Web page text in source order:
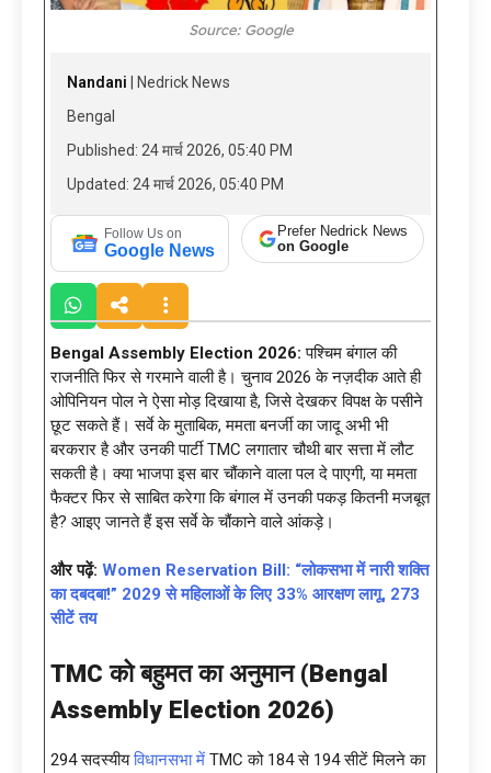
Source: Google
Nandani | Nedrick News
Bengal
Published: 24 मार्च 2026, 05:40 PM
Updated: 24 मार्च 2026, 05:40 PM
Follow Us on
Google News
Prefer Nedrick News
on Google
Bengal Assembly Election 2026: पश्चिम बंगाल की
राजनीति फिर से गरमाने वाली है। चुनाव 2026 के नज़दीक आते ही
ओपिनियन पोल ने ऐसा मोड़ दिखाया है, जिसे देखकर विपक्ष के पसीने
छूट सकते हैं। सर्वे के मुताबिक, ममता बनर्जी का जादू अभी भी
बरकरार है और उनकी पार्टी TMC लगातार चौथी बार सत्ता में लौट
सकती है। क्या भाजपा इस बार चौंकाने वाला पल दे पाएगी, या ममता
फैक्टर फिर से साबित करेगा कि बंगाल में उनकी पकड़ कितनी मजबूत
है? आइए जानते हैं इस सर्वे के चौंकाने वाले आंकड़े।
और पढ़ें: Women Reservation Bill: “लोकसभा में नारी शक्ति
का दबदबा!” 2029 से महिलाओं के लिए 33% आरक्षण लागू, 273
सीटें तय
TMC को बहुमत का अनुमान (Bengal
Assembly Election 2026)
294 सदस्यीयविधानसभा में TMC को 184 से 194 सीटें मिलने का